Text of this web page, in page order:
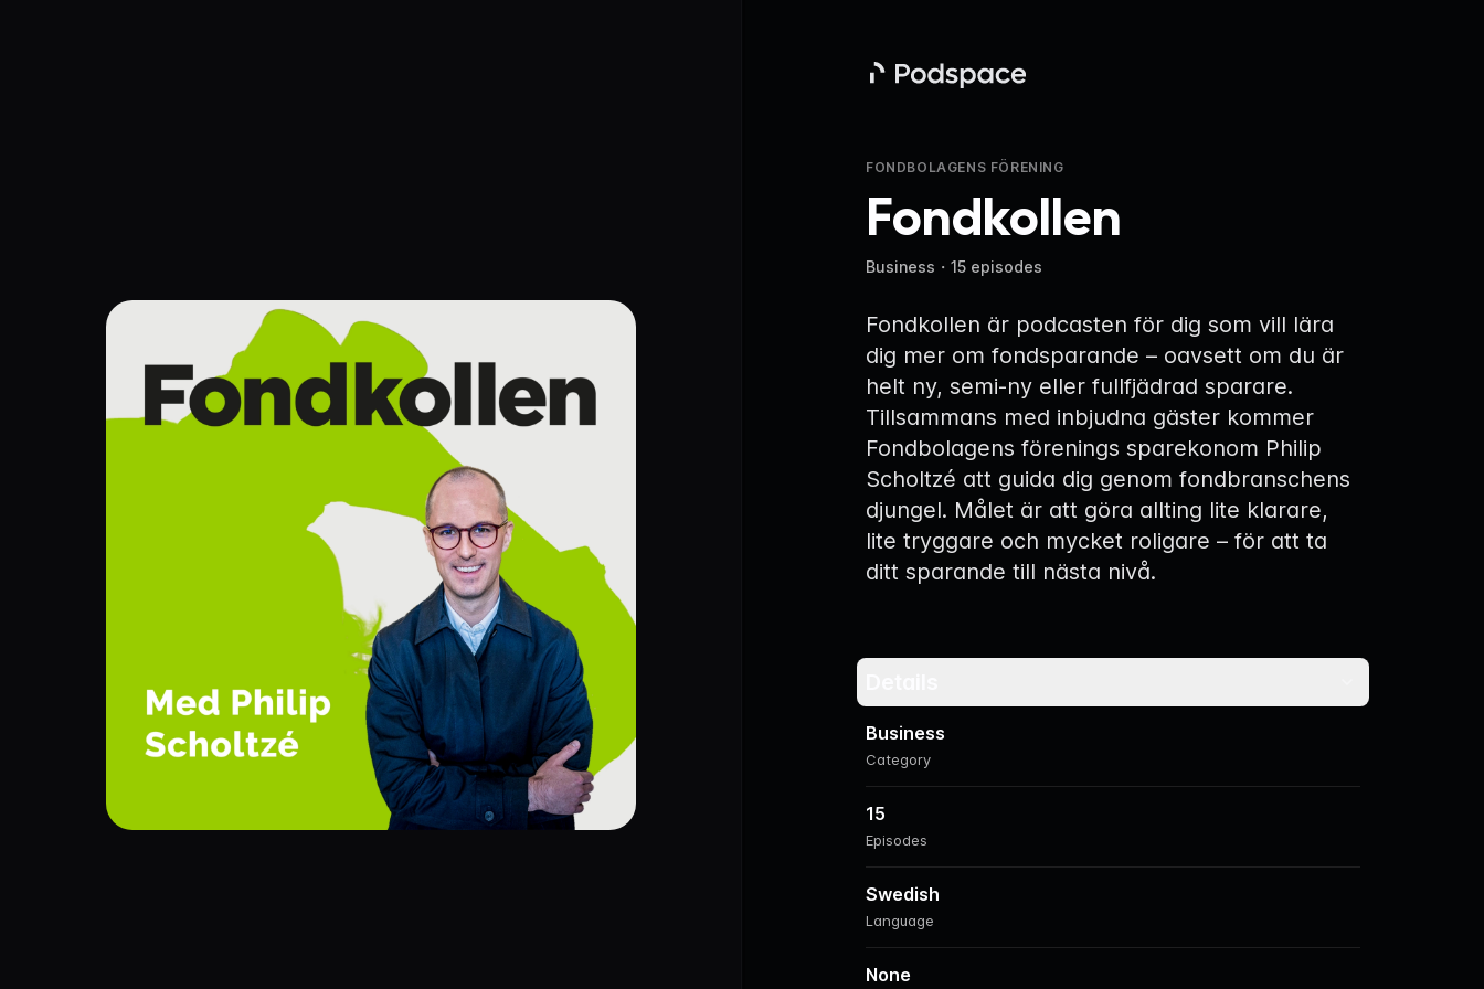
Podspace
FONDBOLAGENS FÖRENING
Fondkollen
Business ・ 15 episodes
Fondkollen är podcasten för dig som vill lära
dig mer om fondsparande – oavsett om du är
helt ny, semi-ny eller fullfjädrad sparare.
Tillsammans med inbjudna gäster kommer
Fondbolagens förenings sparekonom Philip
Scholtzé att guida dig genom fondbranschens
djungel. Målet är att göra allting lite klarare,
lite tryggare och mycket roligare – för att ta
ditt sparande till nästa nivå.
Category
Business
Episodes
15
Language
Swedish
None